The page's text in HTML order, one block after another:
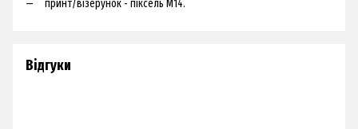
принт/візерунок - піксель М14.
Відгуки